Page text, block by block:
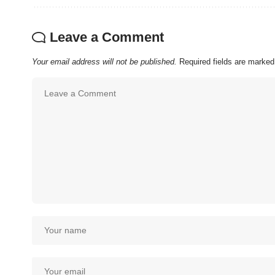
Leave a Comment
Your email address will not be published. Required fields are